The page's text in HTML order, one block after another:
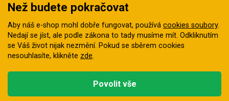
digitální agentura FEO
Než budete pokračovat
Aby náš e-shop mohl dobře fungovat, používá cookies soubory.
Nedají se jíst, ale podle zákona to tady musíme mít. Odkliknutím
se Váš život nijak nezmění. Pokud se sběrem cookies
nesouhlasíte, klikněte zde.
Povolit vše